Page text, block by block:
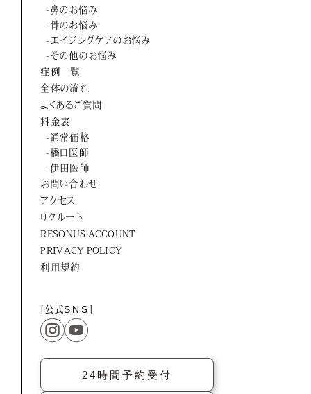
アクセス
採用情報
-鼻のお悩み
-骨のお悩み
-エイジングケアのお悩み
-その他のお悩み
症例一覧
全体の流れ
よくあるご質問
料金表
-通常価格
-橋口医師
-伊田医師
お問い合わせ
アクセス
リクルート
RESONUS ACCOUNT
PRIVACY POLICY
利用規約
[公式SNS
24時間予約受付